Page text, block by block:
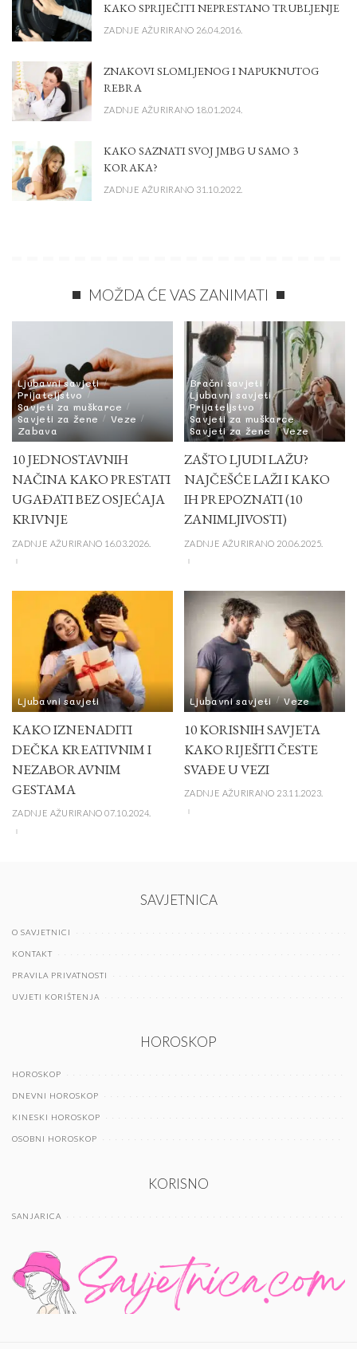
KAKO SPRIJEČITI NEPRESTANO TRUBLJENJE
ZADNJE AŽURIRANO 26.04.2016.
ZNAKOVI SLOMLJENOG I NAPUKNUTOG
REBRA
ZADNJE AŽURIRANO 18.01.2024.
KAKO SAZNATI SVOJ JMBG U SAMO 3
KORAKA?
ZADNJE AŽURIRANO 31.10.2022.
MOŽDA ĆE VAS ZANIMATI
Ljubavni savjeti
Prijateljstvo
Savjeti za muškarce
Savjeti za žene
Veze
Zabava
10 JEDNOSTAVNIH
NAČINA KAKO PRESTATI
UGAĐATI BEZ OSJEĆAJA
KRIVNJE
ZADNJE AŽURIRANO 16.03.2026.
Bračni savjeti
Ljubavni savjeti
Prijateljstvo
Savjeti za muškarce
Savjeti za žene
Veze
ZAŠTO LJUDI LAŽU?
NAJČEŠĆE LAŽI I KAKO
IH PREPOZNATI (10
ZANIMLJIVOSTI)
ZADNJE AŽURIRANO 20.06.2025.
Ljubavni savjeti
KAKO IZNENADITI
DEČKA KREATIVNIM I
NEZABORAVNIM
GESTAMA
ZADNJE AŽURIRANO 07.10.2024.
Ljubavni savjeti Veze
10 KORISNIH SAVJETA
KAKO RIJEŠITI ČESTE
SVAĐE U VEZI
ZADNJE AŽURIRANO 23.11.2023.
SAVJETNICA
O SAVJETNICI
KONTAKT
PRAVILA PRIVATNOSTI
UVJETI KORIŠTENJA
HOROSKOP
HOROSKOP
DNEVNI HOROSKOP
KINESKI HOROSKOP
OSOBNI HOROSKOP
KORISNO
SANJARICA